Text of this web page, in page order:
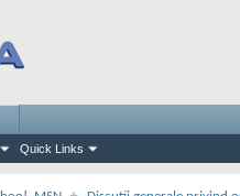
Quick Links